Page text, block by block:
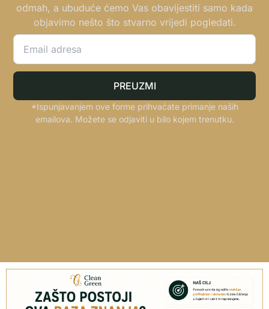
odmah, a ubuduće ćemo Vas obavijestiti samo kada
objavimo nešto što stvarno vrijedi pogledati.
PREUZMI
*Ispunjavanjem ove forme prihvaćate primanje naših
emailova. Možete se odjaviti u bilo kojem trenutku.